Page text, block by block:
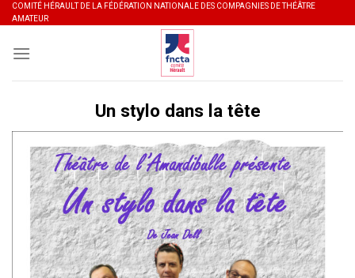
Skip
to
content
COMITÉ HÉRAULT DE LA FÉDÉRATION NATIONALE DES COMPAGNIES DE THÉÂTRE
AMATEUR
Un stylo dans la tête